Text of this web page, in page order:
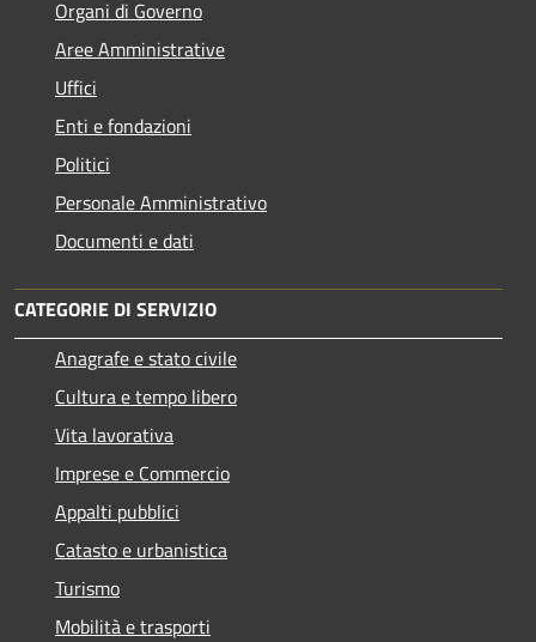
Organi di Governo
Aree Amministrative
Uffici
Enti e fondazioni
Politici
Personale Amministrativo
Documenti e dati
CATEGORIE DI SERVIZIO
Anagrafe e stato civile
Cultura e tempo libero
Vita lavorativa
Imprese e Commercio
Appalti pubblici
Catasto e urbanistica
Turismo
Mobilità e trasporti